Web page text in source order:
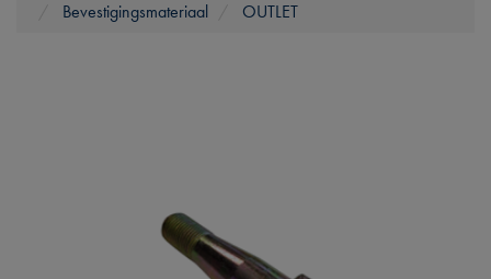
Bevestigingsmateriaal
OUTLET